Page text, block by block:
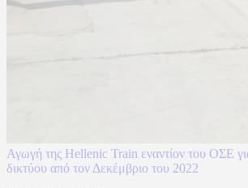
Αγωγή της Hellenic Train εναντίον του ΟΣΕ
δικτύου από τον Δεκέμβριο του 2022